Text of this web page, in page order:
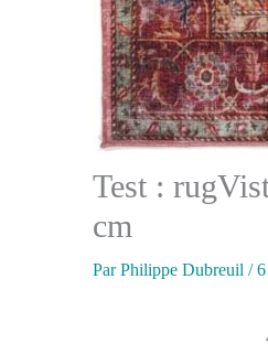
Test :
cm
ParPhilippe Dubreuil /